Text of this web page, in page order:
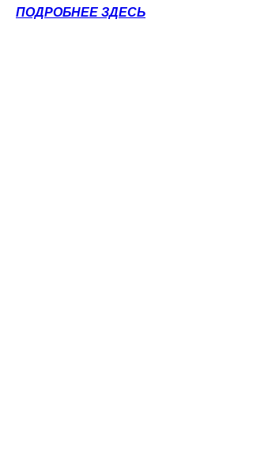
ПОДРОБНЕЕ ЗДЕСЬ